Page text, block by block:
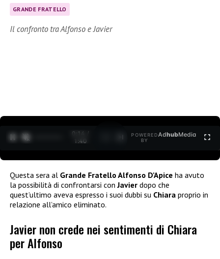
GRANDE FRATELLO
Il confronto tra Alfonso e Javier
0:15 /
1:40
POWERED
BY
AdhubMedia
Questa sera al Grande Fratello Alfonso D’Apice ha avuto
la possibilità di confrontarsi conJavier dopo che
quest’ultimo aveva espresso i suoi dubbi su Chiara proprio in
relazione all’amico eliminato.
Javier non crede nei sentimenti di Chiara
per Alfonso